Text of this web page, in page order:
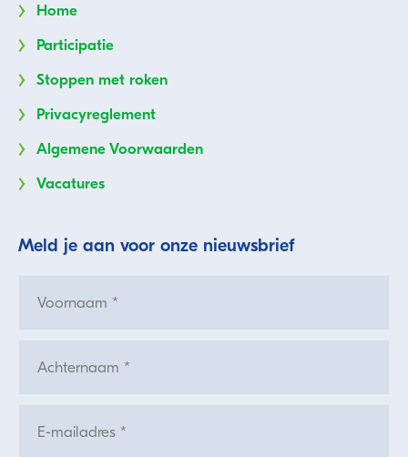
Home
Participatie
Stoppen met roken
Privacyreglement
Algemene Voorwaarden
Vacatures
Meld je aan voor onze nieuwsbrief